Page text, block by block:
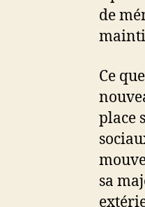
de
Ce
place
sa